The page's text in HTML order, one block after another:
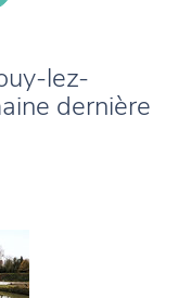
lez-
dernière